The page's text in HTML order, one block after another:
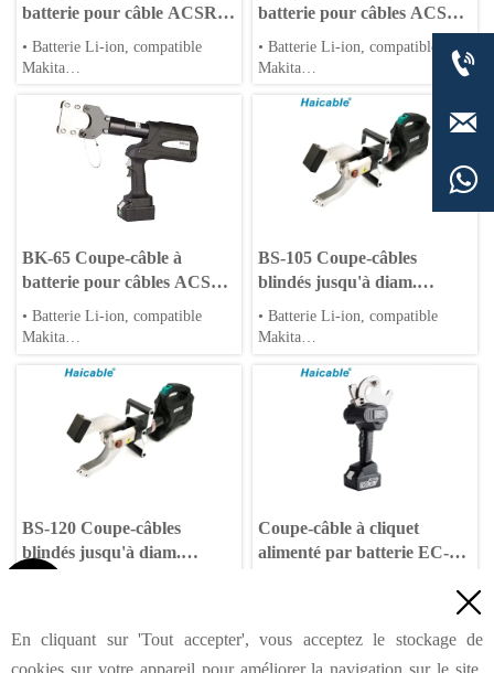
batterie pour câble ACSR,
câble de haubanage et câble
armé
• Batterie Li-ion, compatible
Makita
solaire et éolienne
• Cycles de sertissage rapides et
rétraction automatique
• Matrices hexagonales et rondes
personnalisables
batterie pour câbles ACSR
CU AL
• Batterie Li-ion, compatible
Makita
solaire et éolienne
• Cycles de sertissage rapides et
rétraction automatique
• Matrices hexagonales et rondes
personnalisables
BK-65 Coupe-câble à
batterie pour câbles ACSR
CU AL
• Batterie Li-ion, compatible
Makita
solaire et éolienne
• Cycles de sertissage rapides et
rétraction automatique
• Matrices hexagonales et rondes
personnalisables
BS-105 Coupe-câbles
blindés jusqu'à diam.
105mm Coupe-câble à
batterie
• Batterie Li-ion, compatible
Makita
solaire et éolienne
• Cycles de sertissage rapides et
rétraction automatique
• Matrices hexagonales et rondes
personnalisables
BS-120 Coupe-câbles
blindés jusqu'à diam.
solaire et éolienne
Coupe-câble à cliquet
alimenté par batterie EC-
solaire et éolienne
<Précédent Suivant >

En cliquant sur 'Tout accepter', vous acceptez le stockage de
cookies sur votre appareil pour améliorer la navigation sur le site,


